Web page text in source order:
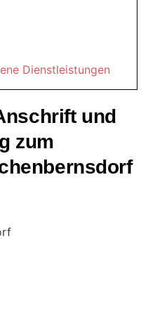
Dienstleistungen
und
zum